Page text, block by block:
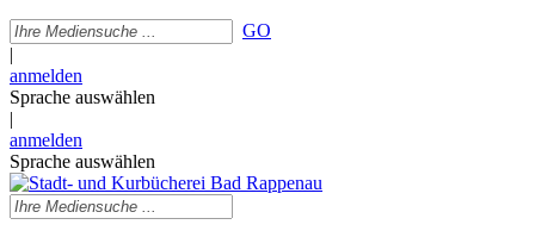
GO
|
anmelden
Sprache auswählen
|
anmelden
Sprache auswählen